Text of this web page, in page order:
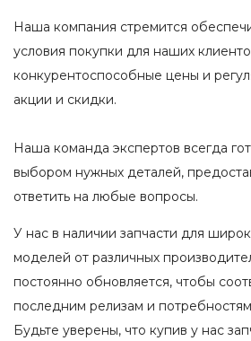
Наша компания стремится
условия покупки для наших
конкурентоспособные цены и
акции и скидки.
Наша команда экспертов всегда
выбором нужных деталей,
ответить на любые вопросы.
У нас в наличии запчасти для
моделей от различных
постоянно обновляется, чтобы
последним релизам и
Будьте уверены, что купив у нас